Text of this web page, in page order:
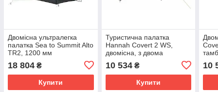
Двомісна ультралегка
палатка Sea to Summit Alto
TR2, 1200 мм
зелена
18 804 ₴
Купити
Туристична палатка
Hannah Covert 2 WS,
двомісна, з двома
дюралюмінієвим
каркасом, для походів,
помаранчева.
10 534₴
Купити
10